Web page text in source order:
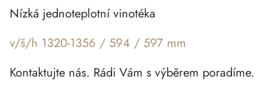
Nízká jednoteplotní vinotéka
v/š/h 1320-1356 / 594 / 597 mm
Kontaktujte nás. Rádi Vám s výběrem poradíme.